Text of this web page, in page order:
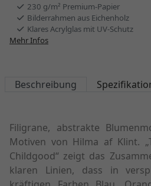
230 g/m² Premium-Papier
Bilderrahmen aus Eichenholz
Klares Acrylglas mit UV-Schutz
Mehr Infos
Beschreibung
Filigrane, abstrakte
Motiven von Hilma af Klint.
Childgood“ zeigt das
klaren Linien, dass in